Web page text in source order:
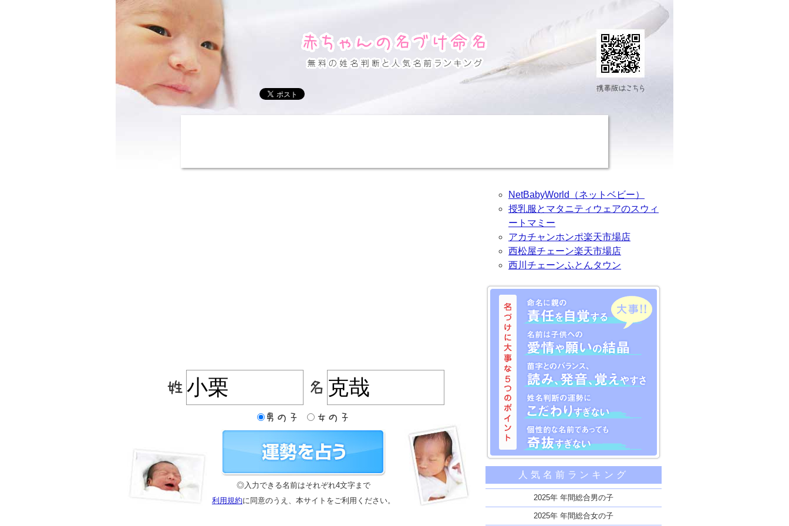
◎入力できる名前はそれぞれ4文字まで
利用規約に同意のうえ、本サイトをご利用ください。
NetBabyWorld（ネットベビー）
授乳服とマタニティウェアのスウィ
ートマミー
アカチャンホンポ楽天市場店
西松屋チェーン楽天市場店
西川チェーンふとんタウン
名づけに大事な5つのポイント
命名に親の責任を自覚する
名前は子供への愛情や願いの結晶
苗字とのバランス、読み、発音、覚えやすさ
姓名判断の運勢にこだわりすぎない
人気名前ランキング
2025年 年間総合男の子
2025年 年間総合女の子